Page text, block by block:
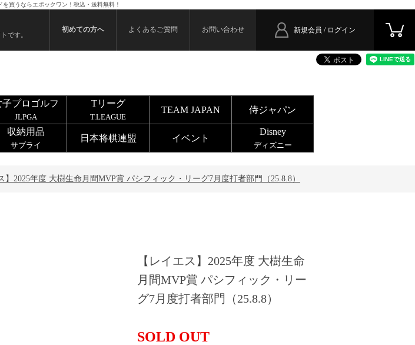
買うならエポックワン！税込・送料無料！
です。
新規会員 / ログイン
初めての方へ よくあるご質問 お問い合わせ
子プロゴルフ
JLPGA
Tリーグ
T.LEAGUE
TEAM JAPAN 侍ジャパン
収納用品
サプライ
日本将棋連盟 イベント
Disney
ディズニー
】2025年度 大樹生命月間MVP賞 パシフィック・リーグ7月度打者部門（25.8.8）
【レイエス】2025年度 大樹生命
月間MVP賞 パシフィック・リー
グ7月度打者部門（25.8.8）
SOLD OUT